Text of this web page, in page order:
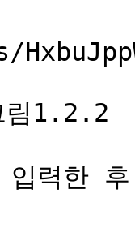
림1.2.2
력한